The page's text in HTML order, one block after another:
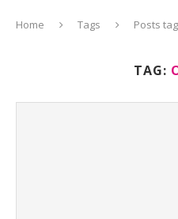
Home Tags Posts
TAG: